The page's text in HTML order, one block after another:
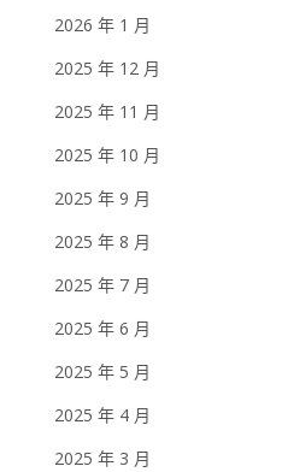
2026 年 1 月
2025 年 12 月
2025 年 11 月
2025 年 10 月
2025 年 9 月
2025 年 8 月
2025 年 7 月
2025 年 6 月
2025 年 5 月
2025 年 4 月
2025 年 3 月